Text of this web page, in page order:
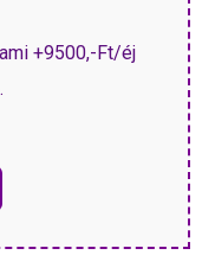
+9500,-Ft/éj